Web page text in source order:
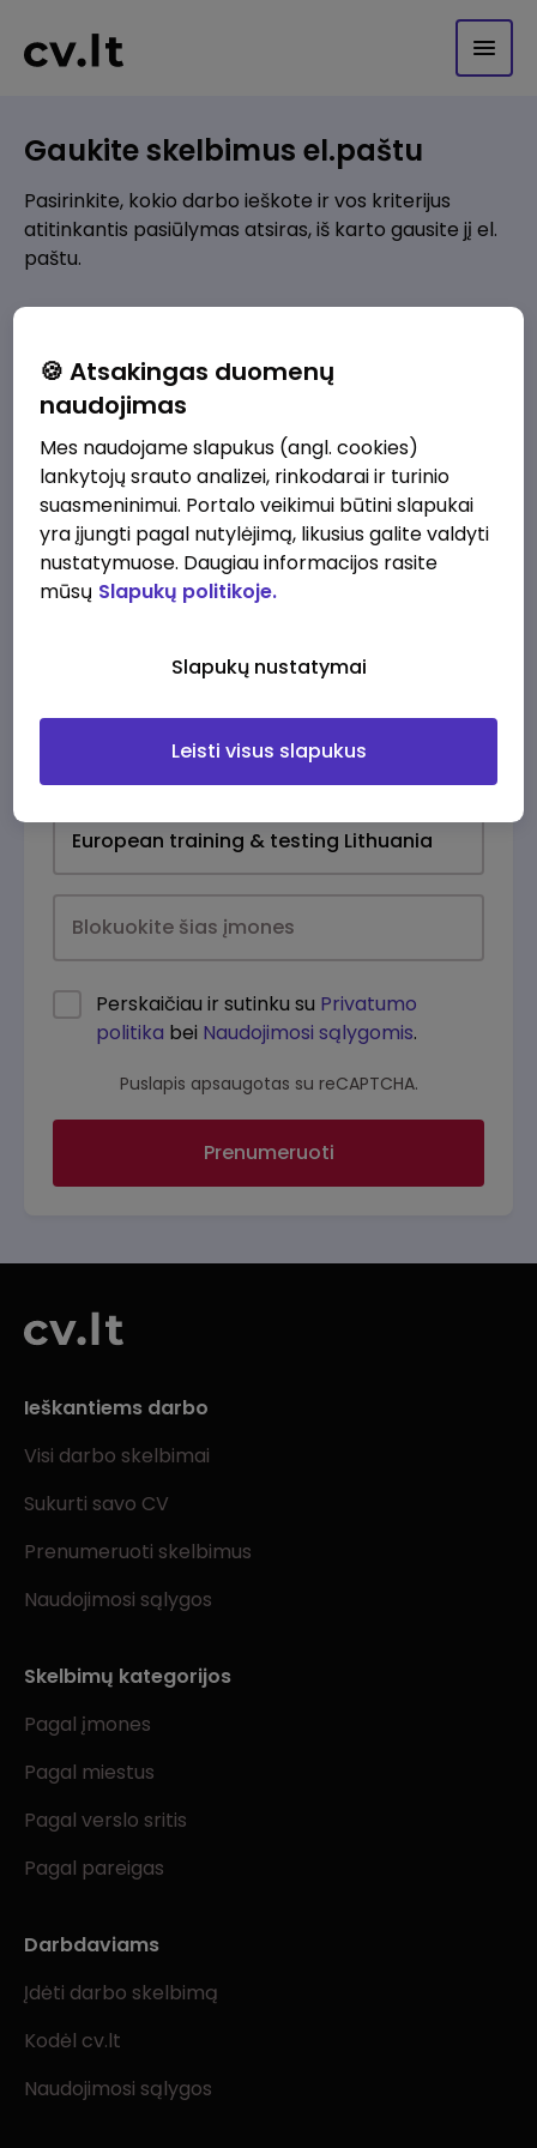
Gaukite skelbimus el.paštu
Pasirinkite, kokio darbo ieškote ir vos kriterijus
atitinkantis pasiūlymas atsiras, iš karto gausite jį el.
paštu.
Pridėti naują
Kokios srities darbo pasiūlymai jus domina?
Pridėti naują
Perskaičiau ir sutinku su Privatumo
politika bei Naudojimosi sąlygomis.
Puslapis apsaugotas su reCAPTCHA.
Prenumeruoti
Ieškantiems darbo
Visi darbo skelbimai
Sukurti savo CV
Prenumeruoti skelbimus
Naudojimosi sąlygos
Skelbimų kategorijos
Pagal įmones
Pagal miestus
Pagal verslo sritis
Pagal pareigas
Darbdaviams
Įdėti darbo skelbimą
Kodėl cv.lt
Naudojimosi sąlygos
🍪 Atsakingas duomenų
naudojimas
Mes naudojame slapukus (angl. cookies)
lankytojų srauto analizei, rinkodarai ir turinio
suasmeninimui. Portalo veikimui būtini slapukai
yra įjungti pagal nutylėjimą, likusius galite valdyti
nustatymuose. Daugiau informacijos rasite
mūsų Slapukų politikoje.
Slapukų nustatymai
Leisti visus slapukus